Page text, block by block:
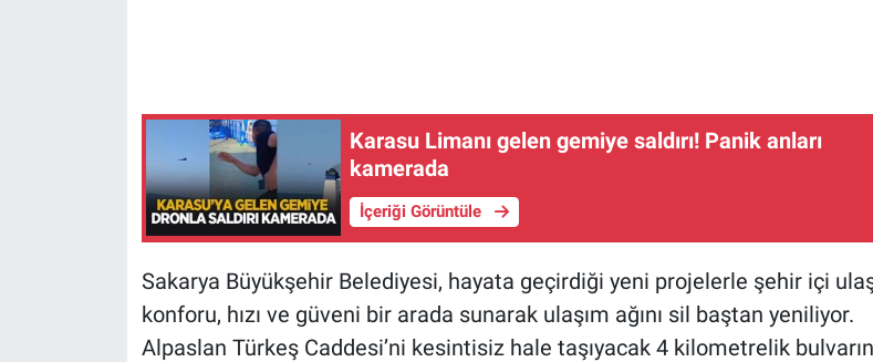
Karasu Limanı gelen gemiye saldırı! Panik anları
kamerada
İçeriği Görüntüle
Sakarya Büyükşehir Belediyesi, hayata geçirdiği yeni projelerle şehir içi
konforu, hızı ve güveni bir arada sunarak ulaşım ağını sil baştan yeniliyor.
Alpaslan Türkeş Caddesi’ni kesintisiz hale taşıyacak 4 kilometrelik bulvarın